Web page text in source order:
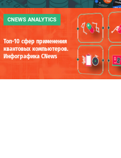
CNEWS ANALYTICS
Топ-10 сфер применения
квантовых компьютеров.
Инфографика CNews